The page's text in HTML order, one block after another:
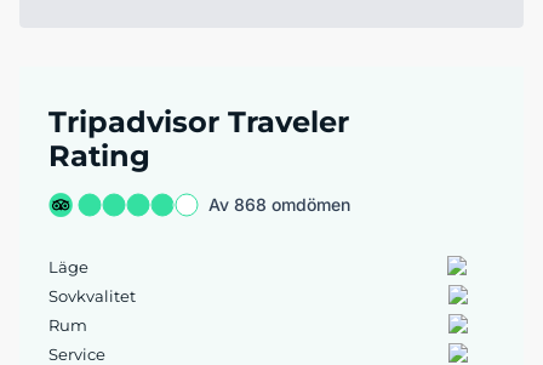
Tripadvisor Traveler
Rating
Av 868 omdömen
Läge
Sovkvalitet
Rum
Service